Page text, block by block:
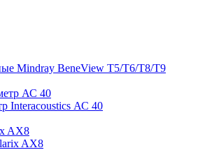
Mindray BeneView T5/T6/T8/T9
Interacoustics АС 40
AX8